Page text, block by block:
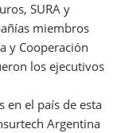
SURA y
miembros
y Cooperación
los ejecutivos
en el país de esta
Argentina